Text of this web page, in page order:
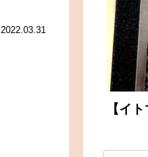
2022.03.31
【イ